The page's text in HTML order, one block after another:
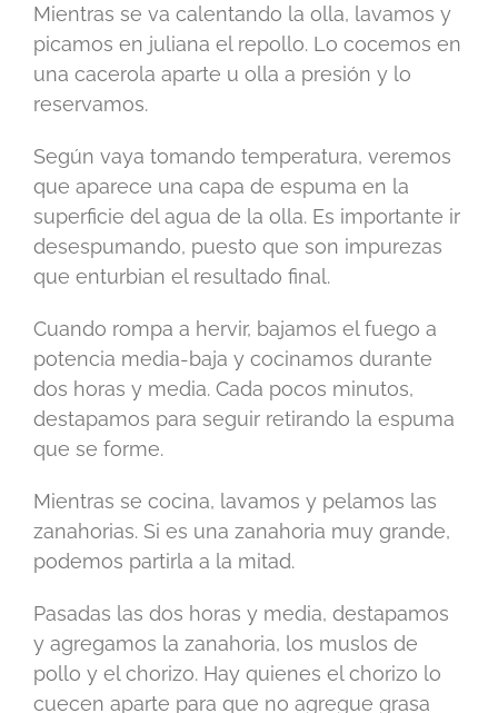
Mientras se va calentando la olla, lavamos y
picamos en juliana el repollo. Lo cocemos en
una cacerola aparte u olla a presión y lo
reservamos.
Según vaya tomando temperatura, veremos
que aparece una capa de espuma en la
superficie del agua de la olla. Es importante ir
desespumando, puesto que son impurezas
que enturbian el resultado final.
Cuando rompa a hervir, bajamos el fuego a
potencia media-baja y cocinamos durante
dos horas y media. Cada pocos minutos,
destapamos para seguir retirando la espuma
que se forme.
Mientras se cocina, lavamos y pelamos las
zanahorias. Si es una zanahoria muy grande,
podemos partirla a la mitad.
Pasadas las dos horas y media, destapamos
y agregamos la zanahoria, los muslos de
pollo y el chorizo. Hay quienes el chorizo lo
cuecen aparte para que no agregue grasa